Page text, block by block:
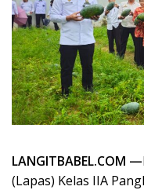
LANGITBABEL.COM —
(Lapas) Kelas IIA